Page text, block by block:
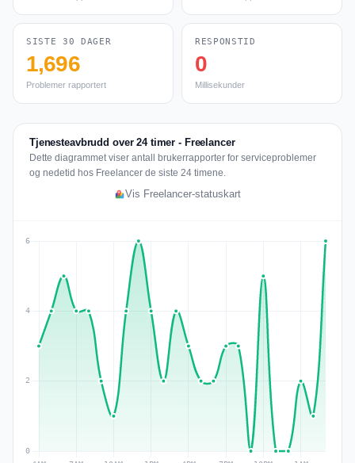
SISTE 30 DAGER
1,696
Problemer rapportert
RESPONSTID
0
Millisekunder
Tjenesteavbrudd over 24 timer - Freelancer
Dette diagrammet viser antall brukerrapporter for serviceproblemer
og nedetid hos Freelancer de siste 24 timene.
Vis Freelancer-statuskart